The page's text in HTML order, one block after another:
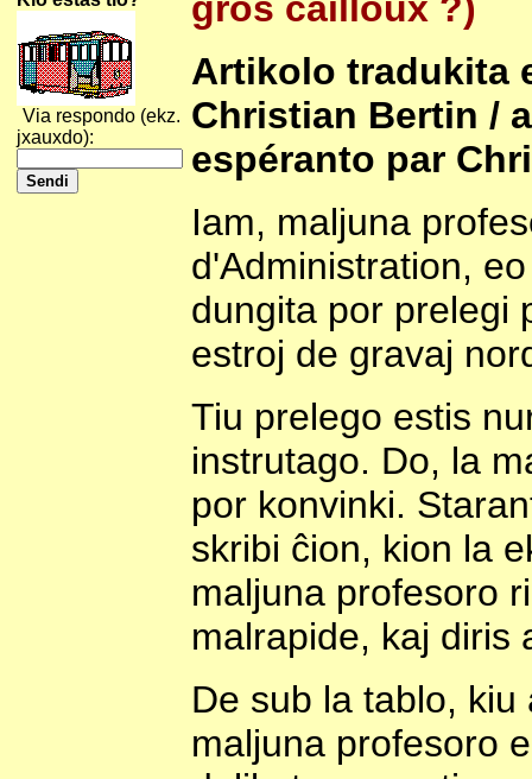
Via respondo (ekz.
jxauxdo):
Artikolo tradukita
Christian Bertin /
espéranto par
Iam, maljuna
d'Administration,
dungita por prelegi
estroj de gravaj
Tiu prelego estis
instrutago. Do, la
por konvinki.
skribi ĉion, kion la
maljuna profesoro
malrapide, kaj diris
De sub la tablo,
maljuna profesoro